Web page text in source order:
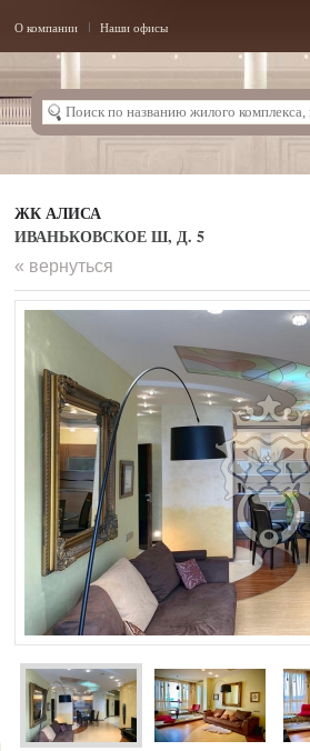
О компании Наши офисы
ЖК АЛИСА
ИВАНЬКОВСКОЕ Ш, Д. 5
« вернуться